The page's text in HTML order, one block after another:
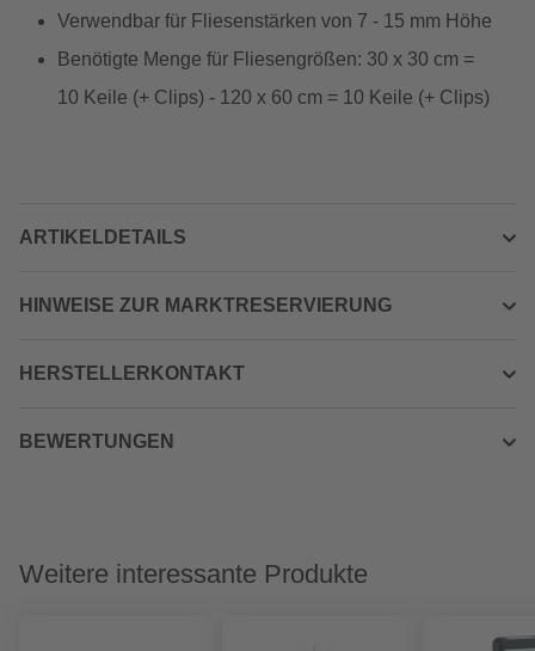
Verwendbar für Fliesenstärken von 7 - 15 mm Höhe
Benötigte Menge für Fliesengrößen: 30 x 30 cm =
10 Keile (+ Clips) - 120 x 60 cm = 10 Keile (+ Clips)
ARTIKELDETAILS
HINWEISE ZUR MARKTRESERVIERUNG
HERSTELLERKONTAKT
BEWERTUNGEN
Weitere interessante Produkte